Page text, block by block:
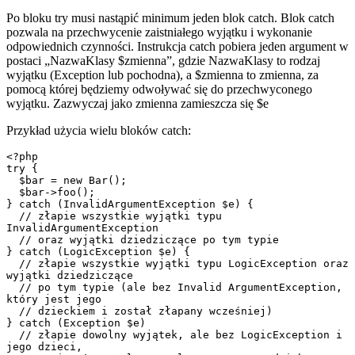
Po bloku try musi nastąpić minimum jeden blok catch. Blok catch
pozwala na przechwycenie zaistniałego wyjątku i wykonanie
odpowiednich czynności. Instrukcja catch pobiera jeden argument w
postaci „NazwaKlasy $zmienna”, gdzie NazwaKlasy to rodzaj
wyjątku (Exception lub pochodna), a $zmienna to zmienna, za
pomocą której będziemy odwoływać się do przechwyconego
wyjątku. Zazwyczaj jako zmienna zamieszcza się $e
Przykład użycia wielu bloków catch:
<?php
try {
} catch (InvalidArgumentException $e) {
InvalidArgumentException
} catch (LogicException $e) {
wyjątki dziedziczące
który jest jego
} catch (Exception $e)
jego dzieci,